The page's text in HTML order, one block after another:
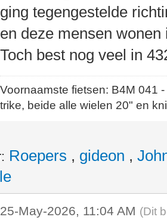
ging tegengestelde
en deze mensen
Toch best nog veel in
Voornaamste fietsen: B4M
trike, beide alle wielen 20" en
Roepers , gideon ,
25-May-2026, 11:04 AM (Dit